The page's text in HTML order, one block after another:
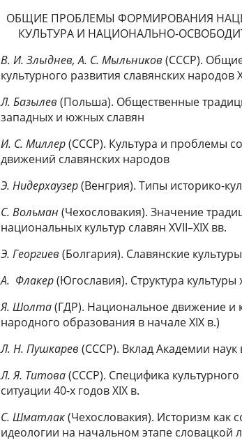
ОБЩИЕ ПРОБЛЕМЫ ФОРМИРОВАНИЯ
КУЛЬТУРА И НАЦИОНАЛЬНО-
B. И. Злыднев, А. С. Мыльников (СССР).
культурного развития славян­ских народов
Л. Базылев (Польша). Общественные
западных и южных славян
И. С. Миллер(СССР). Культура и проблемы
движений славянских народов
Э. Нидерхаузер(Венгрия). Типы историко-
C. Вольман (Чехословакия). Значение
национальных культур славян XVII–XIX вв.
Э. Георгиев (Болгария). Славянские
А. Флакер(Югославия). Структура
Я. Шолта(ГДР). Национальное движение и
народного образования в начале XIX в.)
Л. Н. Пушкарев (СССР). Вклад Академии наук
Л. Я. Титова(СССР). Специфика
ситуации 40-х годов XIX в.
С. Шматлак(Чехословакия). Историзм как
идеологии на начальном этапе словацкой